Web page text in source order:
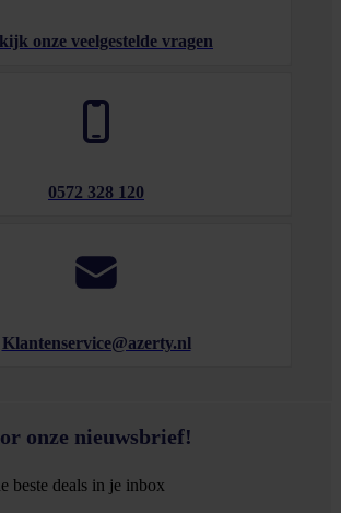
onze veelgestelde vragen
0572 328 120
Klantenservice@azerty.nl
onze nieuwsbrief!
beste deals in je inbox